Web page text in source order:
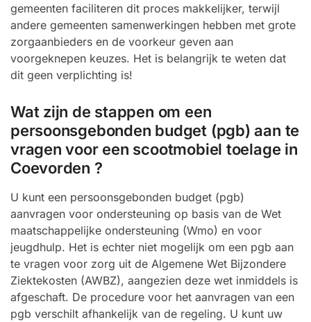
gemeenten faciliteren dit proces makkelijker, terwijl
andere gemeenten samenwerkingen hebben met grote
zorgaanbieders en de voorkeur geven aan
voorgeknepen keuzes. Het is belangrijk te weten dat
dit geen verplichting is!
Wat zijn de stappen om een
persoonsgebonden budget (pgb) aan te
vragen voor een scootmobiel toelage in
Coevorden ?
U kunt een persoonsgebonden budget (pgb)
aanvragen voor ondersteuning op basis van de Wet
maatschappelijke ondersteuning (Wmo) en voor
jeugdhulp. Het is echter niet mogelijk om een pgb aan
te vragen voor zorg uit de Algemene Wet Bijzondere
Ziektekosten (AWBZ), aangezien deze wet inmiddels is
afgeschaft. De procedure voor het aanvragen van een
pgb verschilt afhankelijk van de regeling. U kunt uw